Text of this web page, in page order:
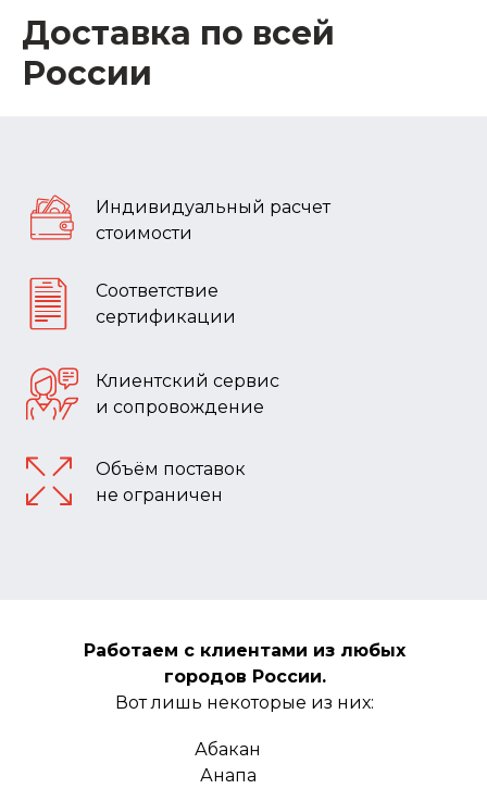
Индивидуальный расчет
стоимости
Соответствие
сертификации
Клиентский сервис
и сопровождение
Объём поставок
не ограничен
Доставка по всей
России
Работаем с клиентами из любых
городов России.
Вот лишь некоторые из них:
Абакан
Анапа